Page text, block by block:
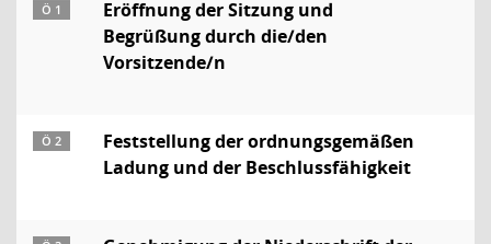
Ö 1
Eröffnung der Sitzung und
Begrüßung durch die/den
Vorsitzende/n
Ö 2
Feststellung der ordnungsgemäßen
Ladung und der Beschlussfähigkeit